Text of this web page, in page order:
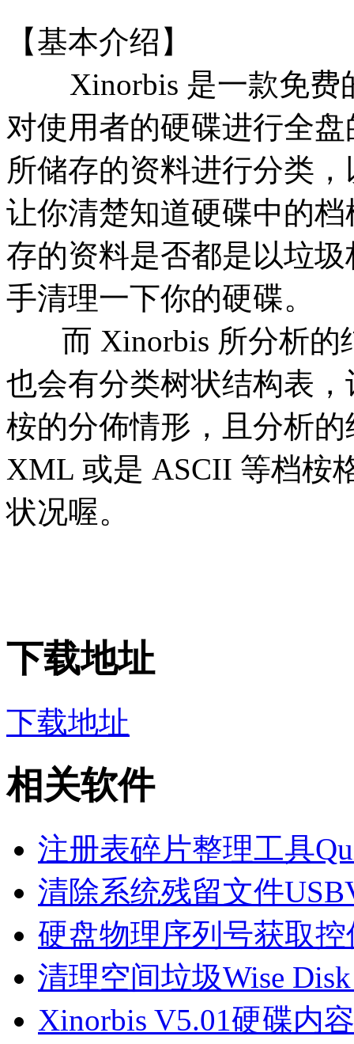
【基本介绍】
Xinorbis 是一款免费
对使用者的硬碟进行全
所储存的资料进行分类
让你清楚知道硬碟中的
存的资料是否都是以垃
手清理一下你的硬碟。
而 Xinorbis 所分析的
也会有分类树状结构表
桉的分佈情形，且分析
XML 或是 ASCII 等档桉
状况喔。
下载地址
下载地址
相关软件
注册表碎片整理工具
清除系统残留文件
硬盘物理序列号获取控
清理空间垃圾Wise
Xinorbis V5.01硬碟内